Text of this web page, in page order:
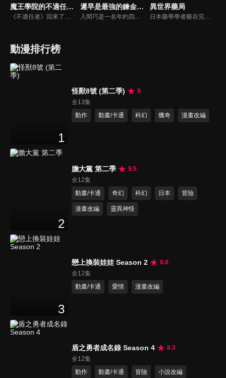
魔王學院的不適任者～史上最強的魔王始祖，轉生就讀子孫們的學校～第二季
《不適任者》回來了！在原作中擁有很高人氣，系列中最大篇章《大精靈篇》終於電視動畫化。在阻止了魔族與人類的戰爭後，出現在阿諾斯面前的是打算毀滅暴虐魔王的新「神之子」……面對各種不講道理的情況也一派輕鬆的《不適任者》將面臨全新挑戰。「轉生到這個和平的時代，我也學會如何手下留情了呢。」
遲早是最強的鍊金術師？
入間巧是一名年約四十的上班族，儘管他不是勇者，卻被捲入勇者召喚的意外之中。被召喚錯的他卻因此無法回到原本的世界。在接受女神以「表達對意外的歉意為由」所給予的豐厚的加持與過度保護的支援後，就在劍與魔法的奇幻世界『米魯多嘉魯多』再次開啟人生。「戰鬥職業絕對不適合我」巧只想要一份平凡的生產職業，過一個與戰鬥無緣，平穩又樸實的異世界生活，但是事與願違，他被賦予的「煉金術」技能，是小到聖劍大到天上飛的飛船，什麼都做得出來的超最強技能......！他利用偶然獲得的作弊技能，做生意大賺特賺、對戰則是所向無敵的狀態！？明明沒想過卻成為了最強的鍊金術師的溫馨(?)異世界冒險奇譚就此開啟！
異世界藥局
日本藥學學者藥谷完治再次睜開雙眼，發現自己轉生成宮廷藥師名門，梅德西斯家之子──法馬･梅德西斯。然而，法馬對於充斥錯誤療法、藥物調劑，以及稱不上醫療行為的咒法及巫術橫行的這個世界感到絕望。他用前世累積的藥學知識，搭配在異世界得到的作弊能力，以及只有貴族才能使用的「神術」，替疑難雜症展開治療。
動漫排行榜
1
怪獸8號 (第二季)
9
全13集
動作
動畫/卡通 科幻 獵奇 漫畫改編
2
膽大黨 第二季
9.5
全12集
動畫/卡通
奇幻 科幻 日本 冒險
漫畫改編 靈異神怪
3
戀上換裝娃娃 Season 2
8.8
全12集
動畫/卡通
愛情 漫畫改編
盾之勇者成名錄 Season 4
8.3
全12集
動作
動畫/卡通 冒險 小說改編